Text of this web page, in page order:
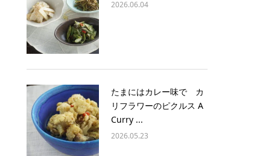
2026.06.04
たまにはカレー味で カ
リフラワーのピクルス A
Curry ...
2026.05.23